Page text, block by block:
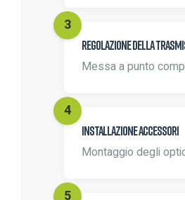
Regolazione della
Messa a punto
Installazione accessori
Montaggio degli